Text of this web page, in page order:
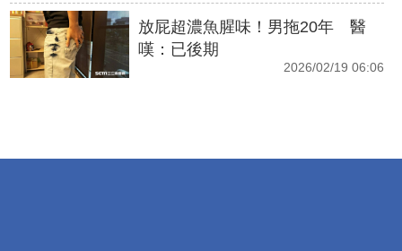
放屁超濃魚腥味！男拖20年 醫
嘆：已後期
2026/02/19 06:06